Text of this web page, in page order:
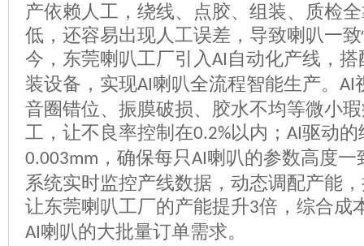
产依赖人工，绕线、点胶、组装、质检
低，还容易出现人工误差，导致喇叭一
今，东莞喇叭工厂引入 AI 自动化产线，
装设备，实现AI喇叭全流程智能生产。 AI
音圈错位、振膜破损、胶水不均等微小
工，让不良率控制在0.2%以内； AI驱动的
0.003mm ，确保每只AI喇叭的参数高度一
系统实时监控产线数据，动态调配产能
让东莞喇叭工厂的产能提升3倍，综合成
AI喇叭的大批量订单需求。